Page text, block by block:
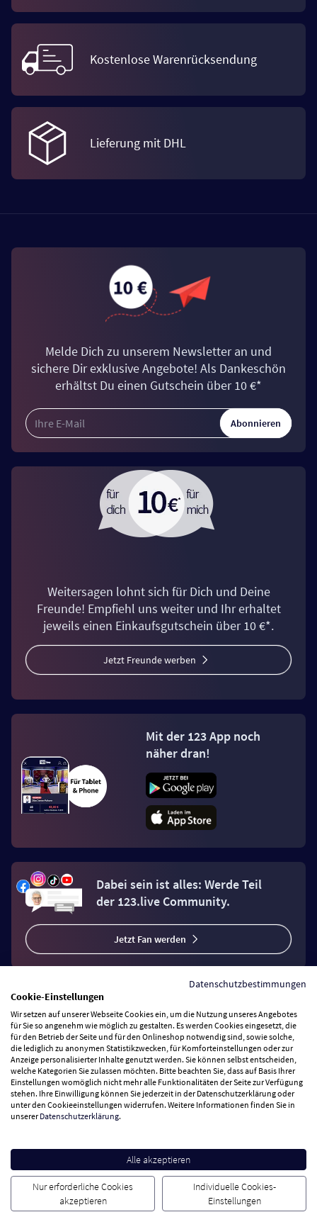
Kostenlose Warenrücksendung
Lieferung mit DHL
Melde Dich zu unserem Newsletter an und
sichere Dir exklusive Angebote! Als Dankeschön
erhältst Du einen Gutschein über 10 €*
Abonnieren
Weitersagen lohnt sich für Dich und Deine
Freunde! Empfiehl uns weiter und Ihr erhaltet
jeweils einen Einkaufsgutschein über 10 €*.
Jetzt Freunde werben
Mit der 123 App noch
näher dran!
Dabei sein ist alles: Werde Teil
der 123.live Community.
Jetzt Fan werden
Vertrag widerrufen
Zahlungsarten
Wir versenden mit
Besuchen Sie uns
Cookie Einstellungen AGB Datenschutz Impressum
Datenschutzbestimmungen
Cookie-Einstellungen
Wir setzen auf unserer Webseite Cookies ein, um die Nutzung unseres Angebotes
für Sie so angenehm wie möglich zu gestalten. Es werden Cookies eingesetzt, die
für den Betrieb der Seite und für den Onlineshop notwendig sind, sowie solche,
die lediglich zu anonymen Statistikzwecken, für Komforteinstellungen oder zur
Anzeige personalisierter Inhalte genutzt werden. Sie können selbst entscheiden,
welche Kategorien Sie zulassen möchten. Bitte beachten Sie, dass auf Basis Ihrer
Einstellungen womöglich nicht mehr alle Funktionalitäten der Seite zur Verfügung
stehen. Ihre Einwilligung können Sie jederzeit in der Datenschutzerklärung oder
unter den Cookieeinstellungen widerrufen. Weitere Informationen finden Sie in
unsererDatenschutzerklärung.
Alle akzeptieren
Nur erforderliche Cookies
akzeptieren
Individuelle Cookies-
Einstellungen